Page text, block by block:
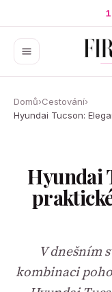
Domů›Cestování›
Hyundai Tucson:
Hyundai
V dnešním
kombinaci